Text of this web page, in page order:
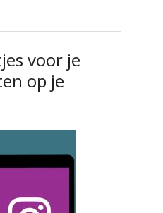
voor je
op je